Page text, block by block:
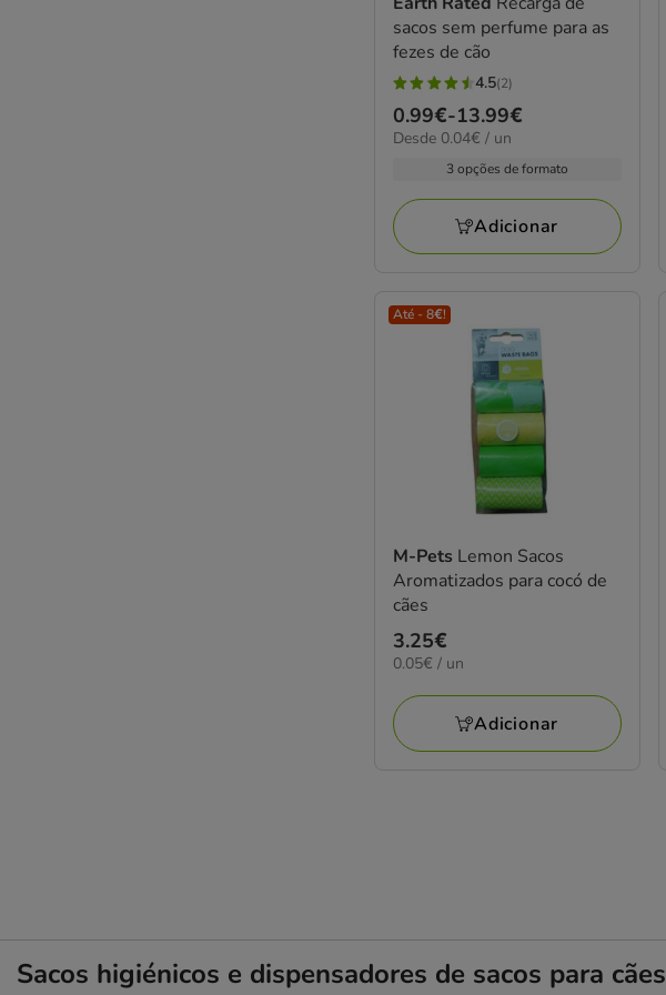
sacos sem perfume para as
fezes de cão
4.5
estrelas
com
avaliações
4.5(2)
Preço
de
13.99€
0.99€-13.99€
0.04€
Desde 0.04€ / un
3 opções de formato
Adicionar
Até - 8€!
M-Pets Lemon Sacos
Aromatizados para cocó de
cães
Preço
3.25€
3.25€
0.05€
UN
0.05€ / un
Adicionar
Sacos higiénicos e dispensadores de sacos para cães